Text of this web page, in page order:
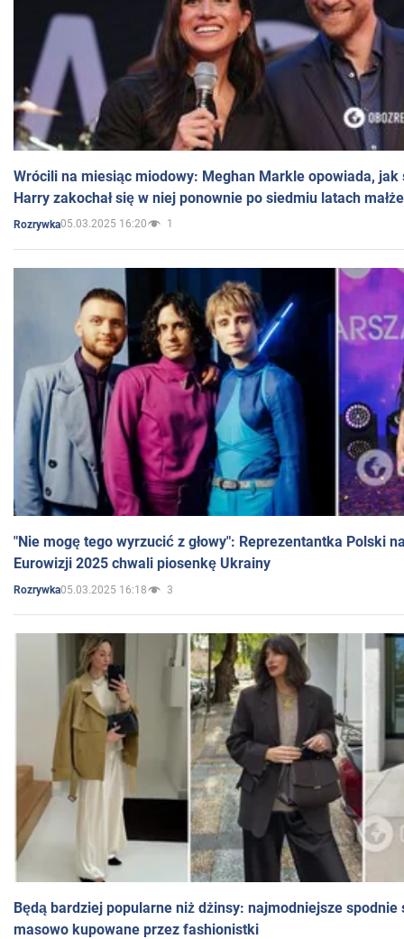
Wrócili na miesiąc miodowy: Meghan Markle opowiada, jak
Harry zakochał się w niej ponownie po siedmiu latach
Rozrywka05.03.2025 16:20 1
"Nie mogę tego wyrzucić z głowy": Reprezentantka Polski
Eurowizji 2025 chwali piosenkę Ukrainy
Rozrywka05.03.2025 16:18 3
Będą bardziej popularne niż dżinsy: najmodniejsze spodnie
masowo kupowane przez fashionistki